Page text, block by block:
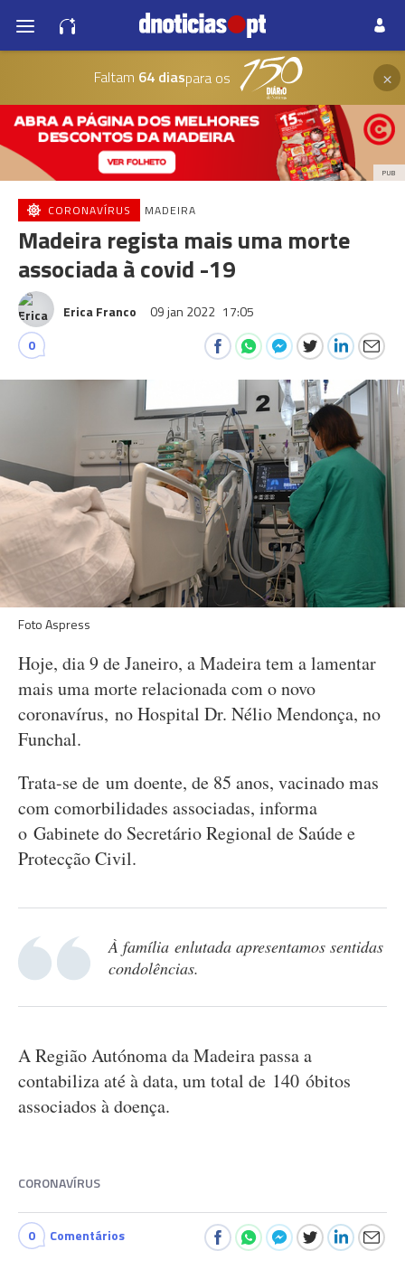
Faltam 64 diaspara os ×
PUB
CORONAVÍRUS MADEIRA
Madeira regista mais uma morte
associada à covid -19
Erica Franco 09 jan 2022 17:05
0
Foto Aspress
Hoje, dia 9 de Janeiro, a Madeira tem a lamentar
mais uma morte relacionada com o novo
coronavírus, no Hospital Dr. Nélio Mendonça, no
Funchal.
Trata-se de um doente, de 85 anos, vacinado mas
com comorbilidades associadas, informa
o Gabinete do Secretário Regional de Saúde e
Protecção Civil.
À família enlutada apresentamos sentidas
condolências.
A Região Autónoma da Madeira passa a
contabiliza até à data, um total de 140 óbitos
associados à doença.
CORONAVÍRUS
0 Comentários